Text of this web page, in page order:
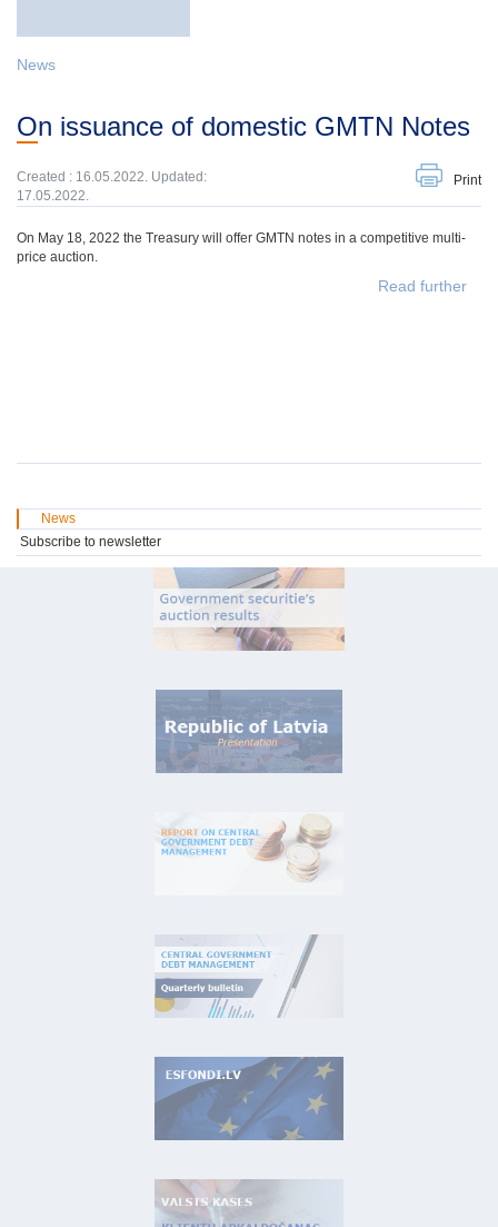
News
On issuance of domestic GMTN Notes
Created : 16.05.2022. Updated:
17.05.2022.
Print
On May 18, 2022 the Treasury will offer GMTN notes in a competitive multi-
price auction.
Read further
News
Subscribe to newsletter